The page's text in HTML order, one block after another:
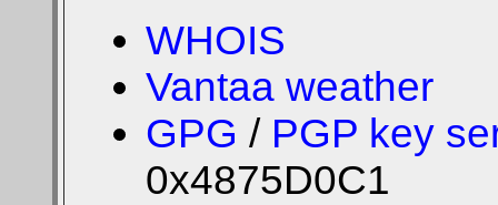
WHOIS
Vantaa weather
GPG / PGP key
0x4875D0C1